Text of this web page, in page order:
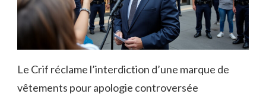
Le Crif réclame l’interdiction d’une marque de
vêtements pour apologie controversée